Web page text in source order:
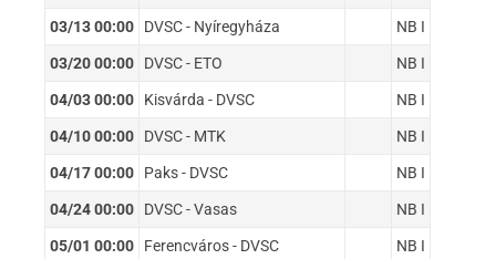
03/13 00:00 DVSC - Nyíregyháza NB I
03/20 00:00 DVSC - ETO NB I
04/03 00:00 Kisvárda - DVSC NB I
04/10 00:00 DVSC - MTK NB I
04/17 00:00 Paks - DVSC NB I
04/24 00:00 DVSC - Vasas NB I
05/01 00:00 Ferencváros - DVSC NB I